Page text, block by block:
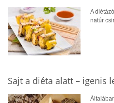
A
natúr
Sajt a diéta alatt – igenis